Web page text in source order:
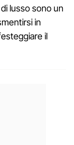
lusso sono un
in
il